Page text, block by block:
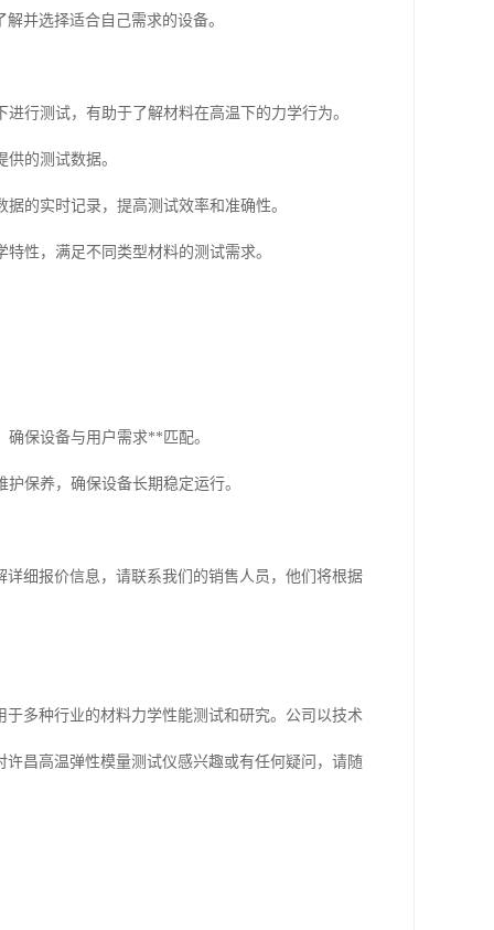
并选择适合自己需求的设备。
行测试，有助于了解材料在高温下的力学行为。
的测试数据。
的实时记录，提高测试效率和准确性。
性，满足不同类型材料的测试需求。
保设备与用户需求**匹配。
保养，确保设备长期稳定运行。
细报价信息，请联系我们的销售人员，他们将根据
多种行业的材料力学性能测试和研究。公司以技术
昌高温弹性模量测试仪感兴趣或有任何疑问，请随